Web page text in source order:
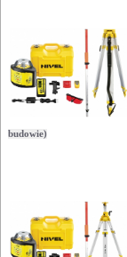
budowie)